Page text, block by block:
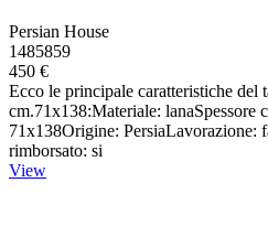
Persian House
1485859
450 €
Ecco le principale caratteristiche del
cm.71x138:Materiale: lanaSpessore
71x138Origine: PersiaLavorazione:
rimborsato: si
View